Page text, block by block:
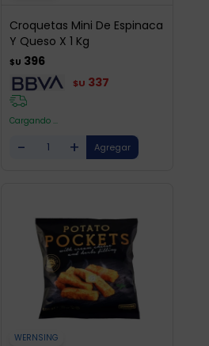
Croquetas Mini De Espinaca
Y Queso X 1 Kg
$U 396
$U 337
Cargando ...
- +
WERNSING